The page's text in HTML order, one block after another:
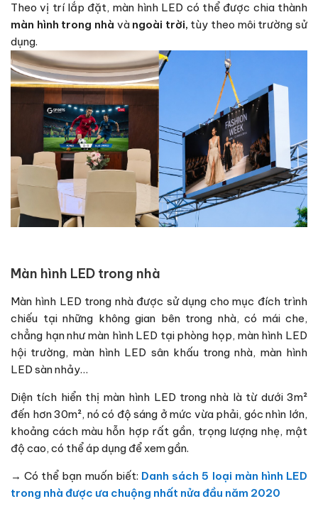
Theo vị trí lắp đặt, màn hình LED có thể được chia thành
màn hình trong nhà và ngoài trời, tùy theo môi trường sử
dụng.
Màn hình LED trong nhà
Màn hình LED trong nhà được sử dụng cho mục đích trình
chiếu tại những không gian bên trong nhà, có mái che,
chẳng hạn như màn hình LED tại phòng họp, màn hình LED
hội trường, màn hình LED sân khấu trong nhà, màn hình
LED sàn nhảy…
Diện tích hiển thị màn hình LED trong nhà là từ dưới 3m²
đến hơn 30m², nó có độ sáng ở mức vừa phải, góc nhìn lớn,
khoảng cách màu hỗn hợp rất gần, trọng lượng nhẹ, mật
độ cao, có thể áp dụng để xem gần.
→ Có thể bạn muốn biết: Danh sách 5 loại màn hình LED
trong nhà được ưa chuộng nhất nửa đầu năm 2020